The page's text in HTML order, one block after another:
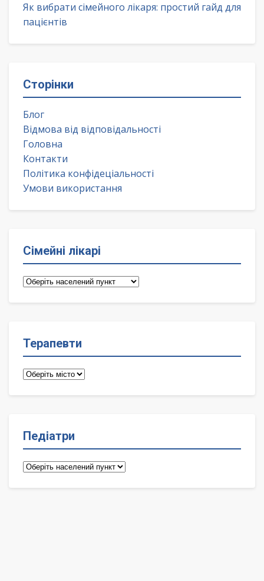
Як вибрати сімейного лікаря: простий гайд для
пацієнтів
Сторінки
Блог
Відмова від відповідальності
Головна
Контакти
Політика конфідеціальності
Умови використання
Сімейні лікарі
Сімейні
Терапевти
Терапевти
Педіатри
Педіатри